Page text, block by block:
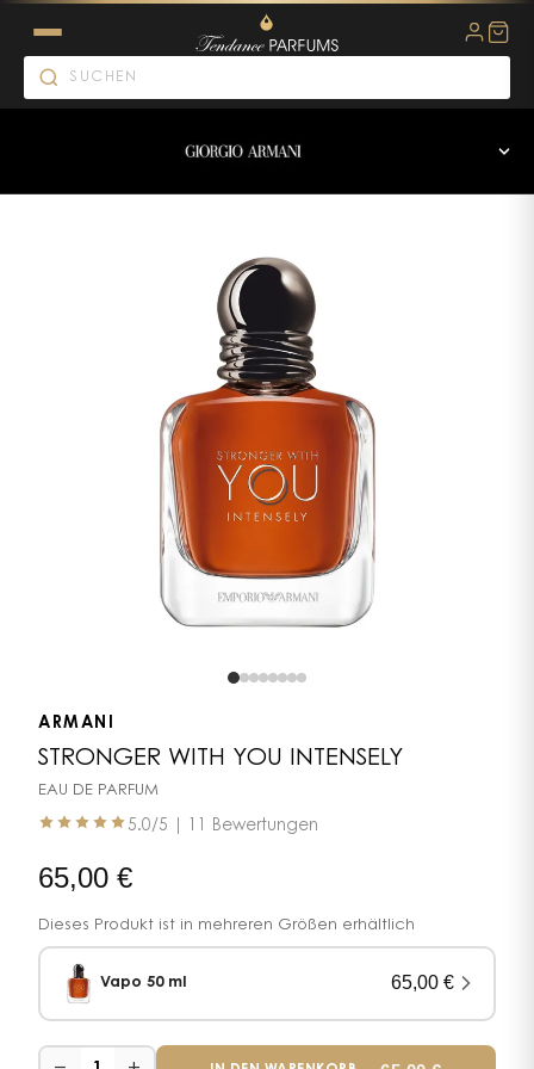
ARMANI
STRONGER WITH YOU INTENSELY
EAU DE PARFUM
5.0/5 | 11 Bewertungen
65,00 €
Dieses Produkt ist in mehreren Größen erhältlich
Vapo 50 ml 65,00€